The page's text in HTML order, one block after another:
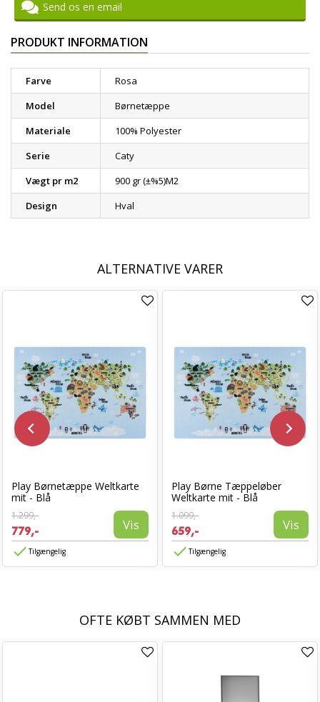
Send os en email
PRODUKT INFORMATION
Farve
Rosa
Model
Børnetæppe
Materiale
100% Polyester
Serie
Caty
Vægt pr m2
900 gr (±%5)M2
Design
Hval
ALTERNATIVE VARER
Play Børnetæppe Weltkarte
mit - Blå
1.299,-
779,- Vis
Tilgængelig
Play Børne Tæppeløber
Weltkarte mit - Blå
1.099,-
659,- Vis
Tilgængelig
OFTE KØBT SAMMEN MED